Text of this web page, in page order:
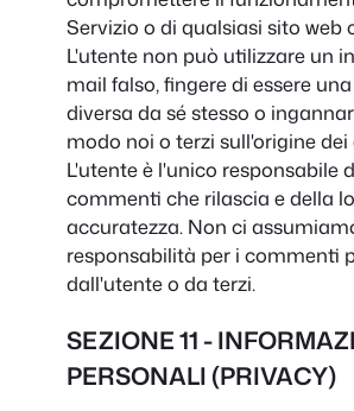
Servizio o di qualsiasi sito web
L'utente non può utilizzare un
mail falso, fingere di essere
diversa da sé stesso o
modo noi o terzi sull'origine
L'utente è l'unico responsabile
commenti che rilascia e della
accuratezza. Non ci
responsabilità per i commenti
dall'utente o da terzi.
SEZIONE 11 -
PERSONALI (PRIVACY)